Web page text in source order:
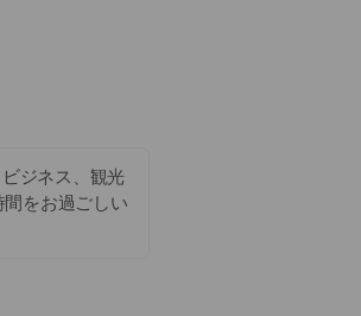
ジネス、観光
をお過ごしい